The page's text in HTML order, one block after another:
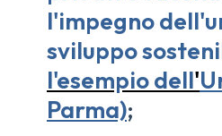
l'impegno
sviluppo
l'esempio dell'
Parma);